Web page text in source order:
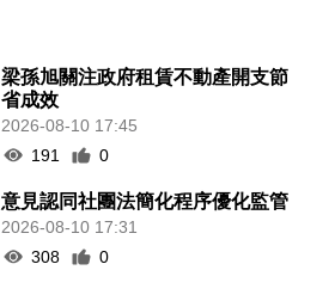
梁孫旭關注政府租賃不動產開支節
省成效
2026-08-10 17:45
191
0
意見認同社團法簡化程序優化監管
2026-08-10 17:31
308
0